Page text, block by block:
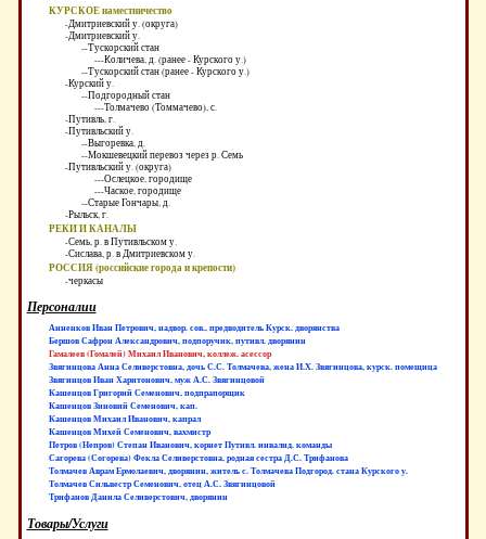
КУРСКОЕ наместничество
-Дмитриевский у. (округа)
-Дмитриевский у.
--Тускорский стан
---Количева, д. (ранее - Курского у.)
--Тускорский стан (ранее - Курского у.)
-Курский у.
--Подгородный стан
---Толмачево (Томмачево), с.
-Путивль, г.
-Путивльский у.
--Выгоревка, д.
--Мокшевецкий перевоз через р. Семь
-Путивльский у. (округа)
---Ослецкое, городище
---Чаское, городище
--Старые Гончары, д.
-Рыльск, г.
РЕКИ И КАНАЛЫ
-Семь, р. в Путивльском у.
-Сислава, р. в Дмитриевском у.
РОССИЯ (российские города и крепости)
-черкасы
Персоналии
Анненков Иван Петрович, надвор. сов., предводитель Курск. дворянства
Бершов Сафрон Александрович, подпоручик, путивл. дворянин
Гамалеев (Гомалей) Михаил Иванович, коллеж. асессор
Звягинцова Анна Селиверстовна, дочь С.С. Толмачева, жена И.Х. Звягинцова, курск. помещица
Звягинцов Иван Харитонович, муж А.С. Звягинцовой
Кашенцов Григорий Семенович, подпрапорщик
Кашенцов Зиновий Семенович, кап.
Кашенцов Михаил Иванович, капрал
Кашенцов Михей Семенович, вахмистр
Петров (Непров) Степан Иванович, корнет Путивл. инвалид. команды
Сагорева (Согорева) Фекла Селиверстовна, родная сестра Д.С. Трифанова
Толмачев Аврам Ермолаевич, дворянин, житель с. Толмачева Подгород. стана Курского у.
Толмачев Сильвестр Семенович, отец А.С. Звягинцовой
Трифанов Данила Селиверстович, дворянин
Товары/Услуги